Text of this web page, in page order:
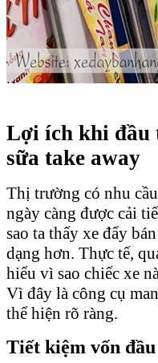
Lợi ích khi đầu
sữa take away
Thị trường có nhu
ngày càng được cải
sao ta thấy xe đẩy
dạng hơn. Thực tế,
hiểu vì sao chiếc xe
Vì đây là công cụ
thể hiện rõ ràng.
Tiết kiệm vốn